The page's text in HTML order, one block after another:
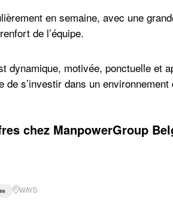
en semaine, avec une
de l’équipe.
dynamique, motivée, ponctuelle et
de s’investir dans un
chez ManpowerGroup
WAYS